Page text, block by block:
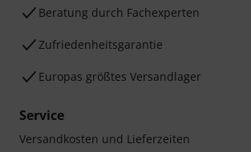
Beratung durch Fachexperten
Zufriedenheitsgarantie
Europas größtes Versandlager
Service
Versandkosten und Lieferzeiten